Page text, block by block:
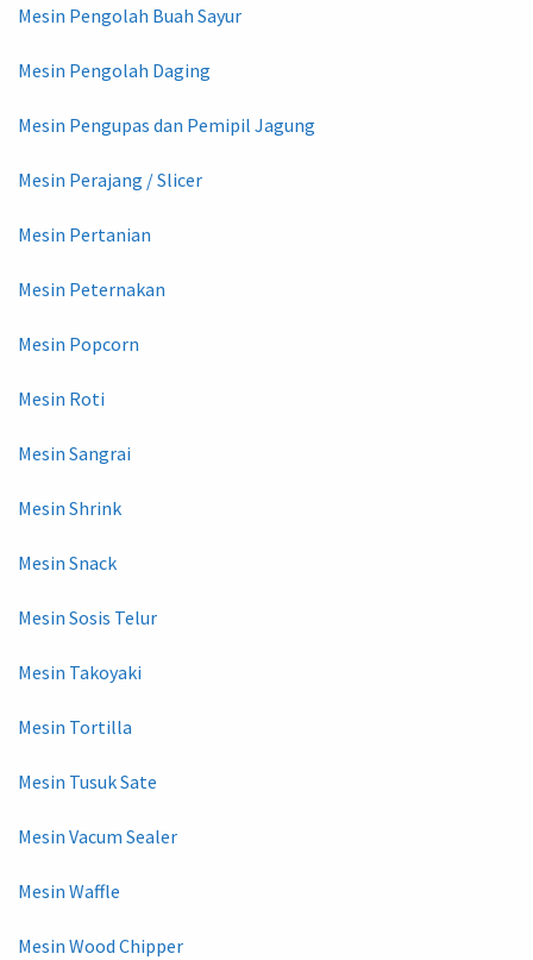
Mesin Pengolah Buah Sayur
Mesin Pengolah Daging
Mesin Pengupas dan Pemipil Jagung
Mesin Perajang / Slicer
Mesin Pertanian
Mesin Peternakan
Mesin Popcorn
Mesin Roti
Mesin Sangrai
Mesin Shrink
Mesin Snack
Mesin Sosis Telur
Mesin Takoyaki
Mesin Tortilla
Mesin Tusuk Sate
Mesin Vacum Sealer
Mesin Waffle
Mesin Wood Chipper